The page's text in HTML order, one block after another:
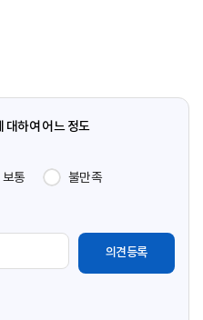
대하여 어느 정도
보통
불만족